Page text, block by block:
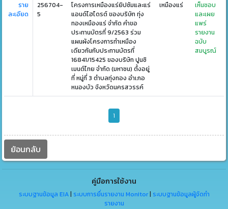
ราย
ละเอียด
256704-
5
โครงการเหมืองแร่ยิปซัมและแร่
แอนด์ไฮไดรต์ ของบริษัท ทุ่ง
ทองเหมืองแร่ จำกัด คำขอ
ประทานบัตรที่ 9/2563 ร่วม
แผนผังโครงการทำเหมือง
เดียวกันกับประทานบัตรที่
16841/15425 ของบริษัท ปูนซิ
เมนต์ไทย จำกัด (มหาชน) ตั้งอยู่
ที่ หมู่ที่ 3 ตำบลทุ่งทอง อำเภอ
หนองบัว จังหวัดนครสวรรค์
เหมืองแร่
เห็นชอบ
และเผย
แพร่
รายงาน
ฉบับ
สมบูรณ์
1
ย้อนกลับ
คู่มือการใช้งาน
ระบบฐานข้อมูล EIA| ระบบการยื่นรายงาน Monitor| ระบบฐานข้อมูลผู้จัดทำ
รายงาน